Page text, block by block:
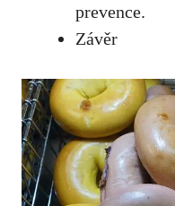
prevence.
Závěr